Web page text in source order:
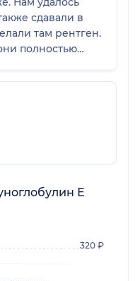
сдавали в
там рентген.
полностью
приятная
как это было
с большим
просто
Е
320 ₽